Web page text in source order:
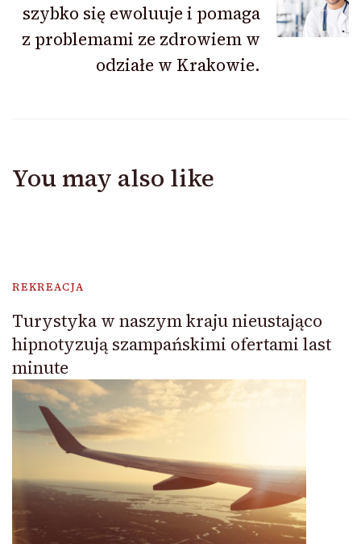
szybko się ewoluuje i pomaga
z problemami ze zdrowiem w
odziałe w Krakowie.
You may also like
REKREACJA
Turystyka w naszym kraju nieustająco
hipnotyzują szampańskimi ofertami last
minute